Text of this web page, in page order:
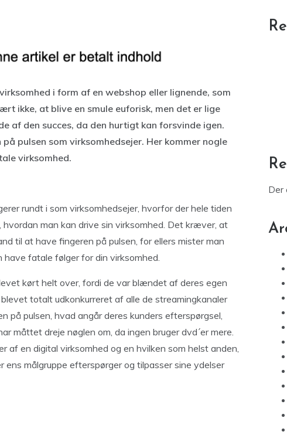
i form af en webshop eller lignende, som
ikke, at blive en smule euforisk, men det er lige
af den succes, da den hurtigt kan forsvinde igen.
pulsen som virksomhedsejer. Her kommer nogle
virksomhed.
rundt i som virksomhedsejer, hvorfor der hele tiden
man kan drive sin virksomhed. Det kræver, at
til at have fingeren på pulsen, for ellers mister man
fatale følger for din virksomhed.
kørt helt over, fordi de var blændet af deres egen
totalt udkonkurreret af alle de streamingkanaler
på pulsen, hvad angår deres kunders efterspørgsel,
måttet dreje nøglen om, da ingen bruger dvd´er mere.
af en digital virksomhed og en hvilken som helst anden,
målgruppe efterspørger og tilpasser sine ydelser
Der